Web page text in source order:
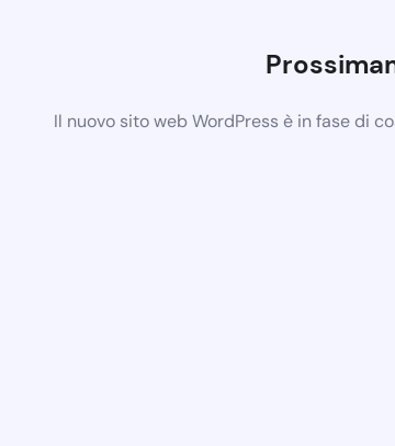
Il nuovo sito web WordPress è in fase di